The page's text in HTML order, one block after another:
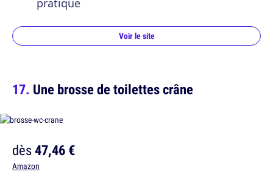
pratique
Voir le site
Une brosse de toilettes crâne
dès47,46 €
Amazon